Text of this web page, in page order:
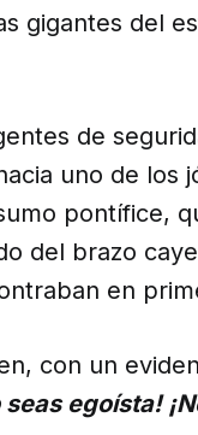
gigantes del
de
uno de los
pontífice,
del brazo
en
con un
seas egoísta!